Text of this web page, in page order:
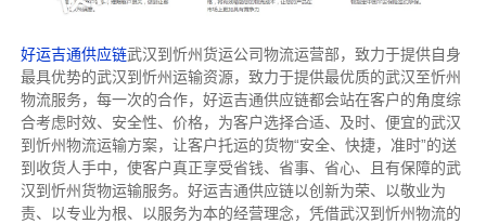
好运吉通供应链武汉到忻州货运公司物流运营部，致力于提供自身
最具优势的武汉到忻州运输资源，致力于提供最优质的武汉至忻州
物流服务，每一次的合作，好运吉通供应链都会站在客户的角度综
合考虑时效、安全性、价格，为客户选择合适、及时、便宜的武汉
到忻州物流运输方案，让客户托运的货物“安全、快捷，准时”的送
到收货人手中，使客户真正享受省钱、省事、省心、且有保障的武
汉到忻州货物运输服务。好运吉通供应链以创新为荣、以敬业为
责、以专业为根、以服务为本的经营理念，凭借武汉到忻州物流的